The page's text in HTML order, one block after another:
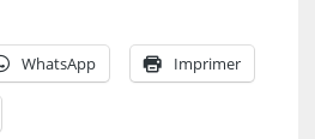
WhatsApp Imprimer